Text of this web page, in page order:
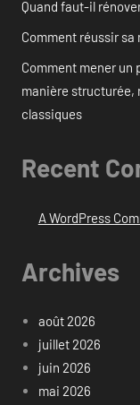
Quand faut-il
Comment réussir sa
Comment mener un
manière structurée,
classiques
Recent
A WordPress
Archives
août 2026
juillet 2026
juin 2026
mai 2026